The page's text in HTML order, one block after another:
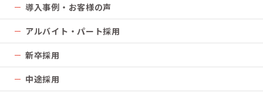
導入事例・お客様の声
アルバイト・パート採用
新卒採用
中途採用